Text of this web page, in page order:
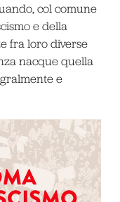
col comune
e della
fra loro diverse
nacque quella
e